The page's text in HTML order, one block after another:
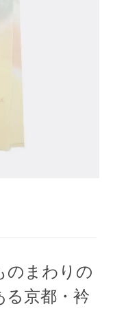
のまわりの
る京都・衿